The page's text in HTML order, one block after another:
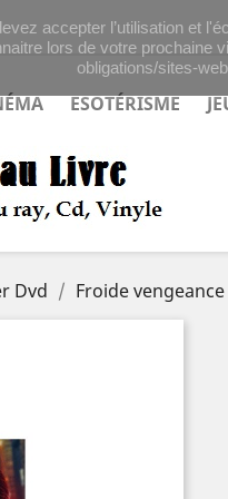
accepter l’utilisation et
lors de votre
obligations/sites-
ESOTÉRISME
Dvd Froide